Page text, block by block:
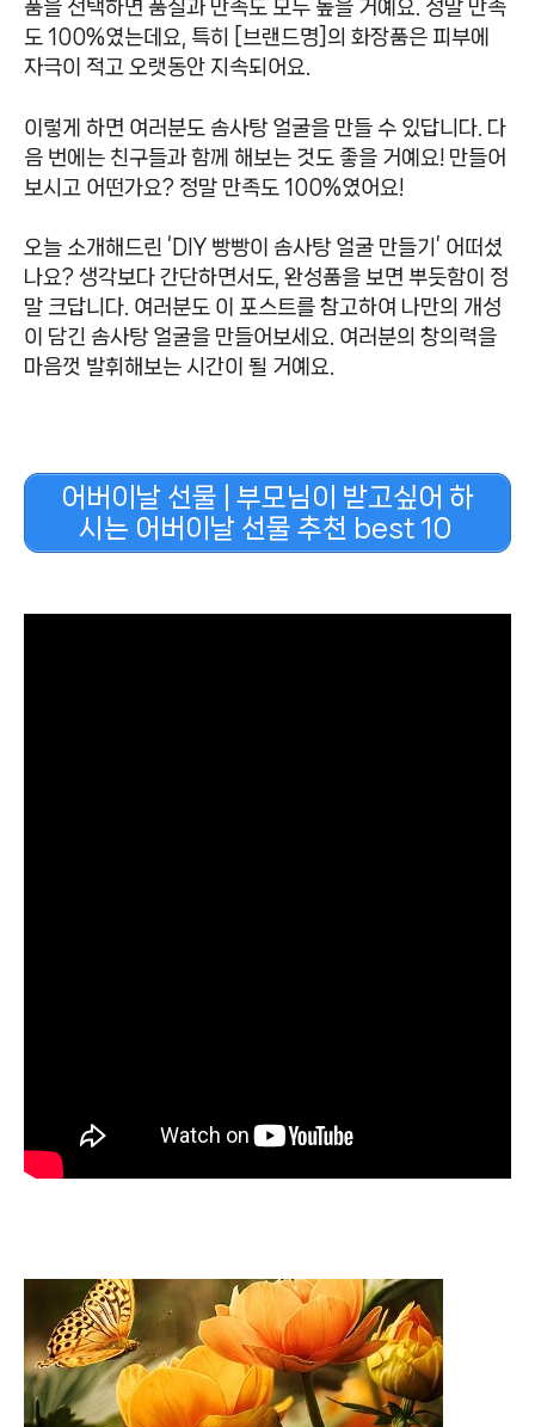
품을 선택하면 품질과 만족도 모두 높을 거예요. 정말 만족
도 100%였는데요, 특히 [브랜드명]의 화장품은 피부에
자극이 적고 오랫동안 지속되어요.
이렇게 하면 여러분도 솜사탕 얼굴을 만들 수 있답니다. 다
음 번에는 친구들과 함께 해보는 것도 좋을 거예요! 만들어
보시고 어떤가요? 정말 만족도 100%였어요!
오늘 소개해드린 ‘DIY 빵빵이 솜사탕 얼굴 만들기’ 어떠셨
나요? 생각보다 간단하면서도, 완성품을 보면 뿌듯함이 정
말 크답니다. 여러분도 이 포스트를 참고하여 나만의 개성
이 담긴 솜사탕 얼굴을 만들어보세요. 여러분의 창의력을
마음껏 발휘해보는 시간이 될 거예요.
어버이날 선물 | 부모님이 받고싶어 하
시는 어버이날 선물 추천 best 10